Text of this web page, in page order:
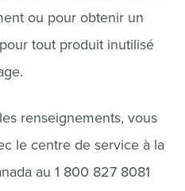
ou pour obtenir un
tout produit inutilisé
renseignements, vous
le centre de service à la
au 1 800 827 8081